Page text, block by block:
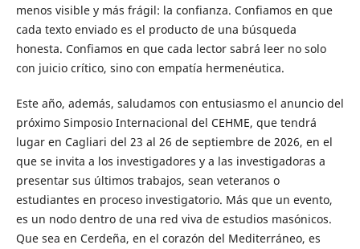
menos visible y más frágil: la confianza. Confiamos en que
cada texto enviado es el producto de una búsqueda
honesta. Confiamos en que cada lector sabrá leer no solo
con juicio crítico, sino con empatía hermenéutica.
Este año, además, saludamos con entusiasmo el anuncio del
próximo Simposio Internacional del CEHME, que tendrá
lugar en Cagliari del 23 al 26 de septiembre de 2026, en el
que se invita a los investigadores y a las investigadoras a
presentar sus últimos trabajos, sean veteranos o
estudiantes en proceso investigatorio. Más que un evento,
es un nodo dentro de una red viva de estudios masónicos.
Que sea en Cerdeña, en el corazón del Mediterráneo, es